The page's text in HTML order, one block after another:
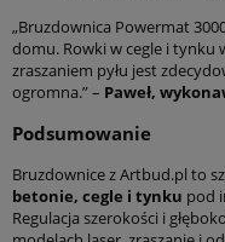
„Bruzdownica Powermat
domu. Rowki w cegle i tynku
zraszaniem pyłu jest
ogromna.” – Paweł,
Podsumowanie
Bruzdownice z Artbud.pl to
betonie, cegle i tynku pod
Regulacja szerokości i